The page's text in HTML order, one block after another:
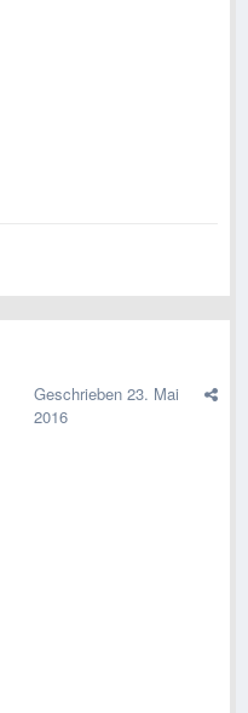
Geschrieben 23. Mai
2016